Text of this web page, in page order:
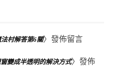
村解答第6關〉發佈留言
變成半透明的解決方式〉發佈